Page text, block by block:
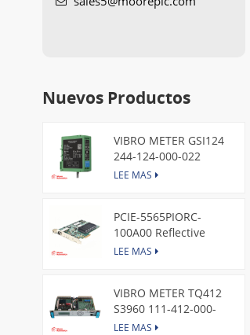
Nuevos Productos
VIBRO METER GSI124
244-124-000-022
Piezoelectric Pressure
LEE MAS
PCIE-5565PIORC-
100A00 Reflective
Memory PCI Express
LEE MAS
VIBRO METER TQ412
S3960 111-412-000-
013 Reverse Mount
LEE MAS